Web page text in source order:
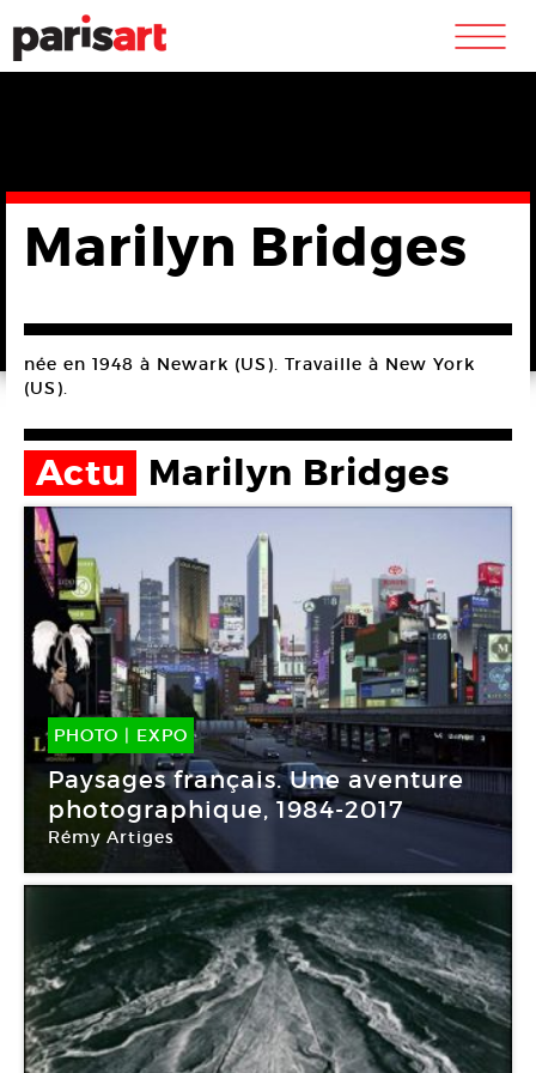
m
Marilyn Bridges
née en 1948 à Newark (US). Travaille à New York
(US).
Actu Marilyn Bridges
PHOTO | EXPO
24 Oct -04 Fév 2018
Paysages français. Une aventure
photographique, 1984-2017
Rémy Artiges
Bibliothèque nationale de France – site
François-Mitterrand